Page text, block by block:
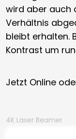
wird aber auch
Verhältnis
bleibt erhalten.
Kontrast um
Jetzt Online
4K Laser Beamer